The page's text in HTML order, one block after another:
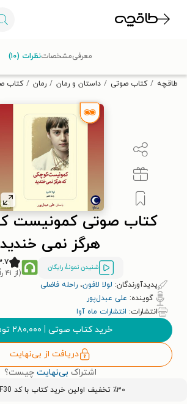
تخفیف از طاقچه دریافت کن.
طاقچه کتاب صوتی داستان و رمان رمان کتاب
کتاب صوتی کمونیست
هرگز نمی خندید
شنیدن نمونۀ رایگان
۳.۷
(از ۴۱ رأی)
پدیدآورندگان: لولا لافون، راحله فاضلی
گوینده: علی عبدل‌پور
انتشارات: انتشارات ماه آوا
خرید کتاب صوتی | ۲۸۰,۰۰۰
دریافت از بی‌نهایت
اشتراک بی‌نهایت چیست؟
٪۳۰ تخفیف اولین خرید کتاب با کد
معرفیمشخصاتنظرات (۱۰)